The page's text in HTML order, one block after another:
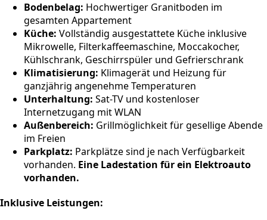
Bodenbelag: Hochwertiger Granitboden im
gesamten Appartement
Küche: Vollständig ausgestattete Küche inklusive
Mikrowelle, Filterkaffeemaschine, Moccakocher,
Kühlschrank, Geschirrspüler und Gefrierschrank
Klimatisierung: Klimagerät und Heizung für
ganzjährig angenehme Temperaturen
Unterhaltung: Sat-TV und kostenloser
Internetzugang mit WLAN
Außenbereich: Grillmöglichkeit für gesellige Abende
im Freien
Parkplatz: Parkplätze sind je nach Verfügbarkeit
vorhanden. Eine Ladestation für ein Elektroauto
vorhanden.
Inklusive Leistungen: